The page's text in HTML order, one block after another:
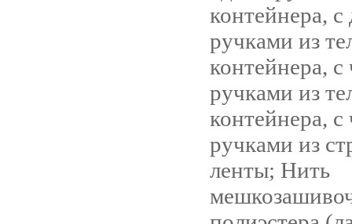
контейнера, с
ручками из
контейнера,
ручками из
контейнера,
ручками из
ленты; Нить